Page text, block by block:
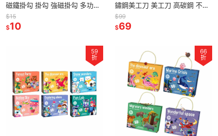
磁鐵掛勾 掛勾 強磁掛勾 多功能
掛勾 磁吸鉤 磁性掛勾 強力磁鐵
掛鉤 強力磁鐵掛勾組
$15
$10
鏽鋼美工刀 美工刀 高碳鋼 不銹
鋼 文具 美勞作 刀子 裁刀 裁割
刀 辦公小刀
$99
$69
59
折
66
折